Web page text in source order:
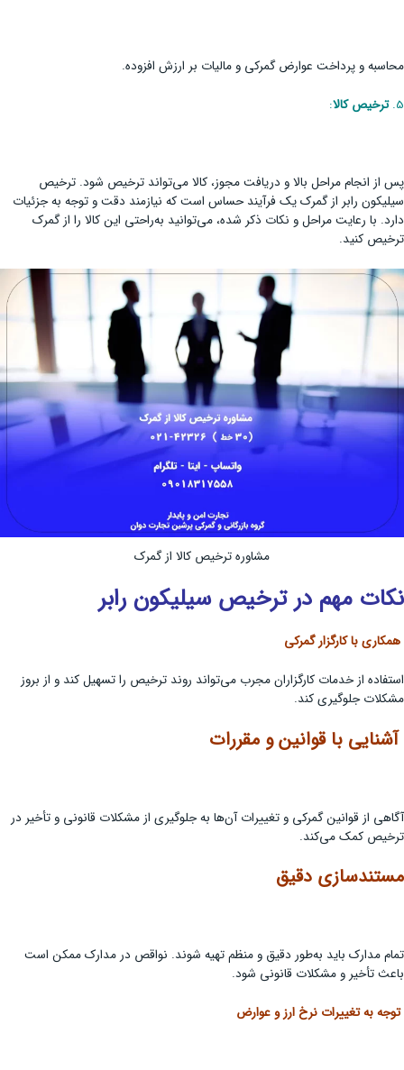
محاسبه و پرداخت عوارض گمرکی و مالیات بر ارزش افزوده.
5. ترخیص کالا:
پس از انجام مراحل بالا و دریافت مجوز، کالا می‌تواند ترخیص شود. ترخیص
سیلیکون رابر از گمرک یک فرآیند حساس است که نیازمند دقت و توجه به جزئیات
دارد. با رعایت مراحل و نکات ذکر شده، می‌توانید به‌راحتی این کالا را از گمرک
ترخیص کنید.
مشاوره ترخیص کالا از گمرک
نکات مهم در ترخیص سیلیکون رابر
همکاری با کارگزار گمرکی
استفاده از خدمات کارگزاران مجرب می‌تواند روند ترخیص را تسهیل کند و از بروز
مشکلات جلوگیری کند.
آشنایی با قوانین و مقررات
آگاهی از قوانین گمرکی و تغییرات آن‌ها به جلوگیری از مشکلات قانونی و تأخیر در
ترخیص کمک می‌کند.
مستندسازی دقیق
تمام مدارک باید به‌طور دقیق و منظم تهیه شوند. نواقص در مدارک ممکن است
باعث تأخیر و مشکلات قانونی شود.
توجه به تغییرات نرخ ارز و عوارض